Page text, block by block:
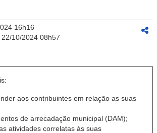
16h16
22/10/2024 08h57
aos contribuintes em relação as suas
de arrecadação municipal (DAM);
atividades correlatas às suas